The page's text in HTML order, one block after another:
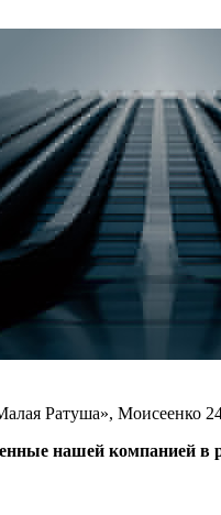
Ратуша», Моисеенко
нашей компанией в